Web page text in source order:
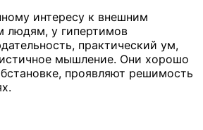
интересу к внешним
людям, у гипертимов
практический ум,
мышление. Они хорошо
проявляют решимость